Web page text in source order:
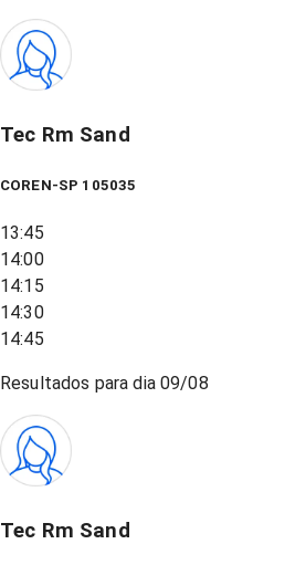
Tec Rm Sand
COREN-SP 105035
13:45
14:00
14:15
14:30
14:45
Resultados para dia09/08
Tec Rm Sand